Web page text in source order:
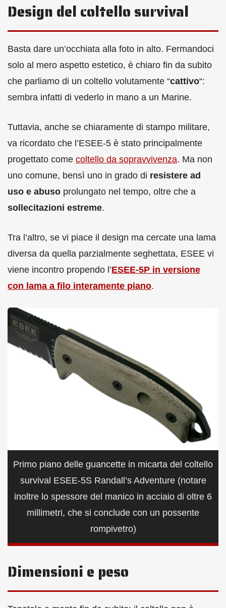
Design del coltello survival
Basta dare un’occhiata alla foto in alto. Fermandoci
solo al mero aspetto estetico, è chiaro fin da subito
che parliamo di un coltello volutamente “cattivo“:
sembra infatti di vederlo in mano a un Marine.
Tuttavia, anche se chiaramente di stampo militare,
va ricordato che l’ESEE-5 è stato principalmente
progettato come coltello da sopravvivenza. Ma non
uno comune, bensì uno in grado di resistere ad
uso e abuso prolungato nel tempo, oltre che a
sollecitazioni estreme.
Tra l’altro, se vi piace il design ma cercate una lama
diversa da quella parzialmente seghettata, ESEE vi
viene incontro propendo l’ESEE-5P in versione
con lama a filo interamente piano.
Primo piano delle guancette in micarta del coltello
survival ESEE-5S Randall’s Adventure (notare
inoltre lo spessore del manico in acciaio di oltre 6
millimetri, che si conclude con un possente
rompivetro)
Dimensioni e peso